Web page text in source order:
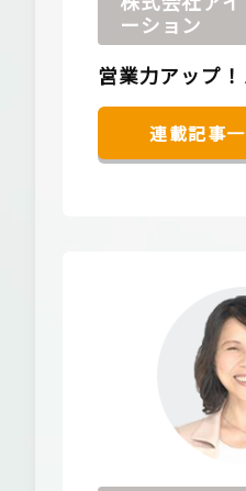
ーション
営業力アップ
連載記事